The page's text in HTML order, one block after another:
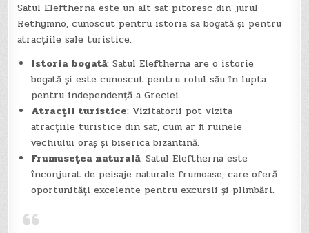
Satul Eleftherna este un alt sat pitoresc din jurul
Rethymno, cunoscut pentru istoria sa bogată și pentru
atracțiile sale turistice.
Istoria bogată: Satul Eleftherna are o istorie
bogată și este cunoscut pentru rolul său în lupta
pentru independență a Greciei.
Atracții turistice: Vizitatorii pot vizita
atracțiile turistice din sat, cum ar fi ruinele
vechiului oraș și biserica bizantină.
Frumusețea naturală: Satul Eleftherna este
înconjurat de peisaje naturale frumoase, care oferă
oportunități excelente pentru excursii și plimbări.